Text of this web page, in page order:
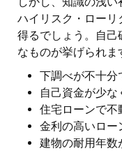
ハイリスク・ローリ
得るでしょう。自己
なものが挙げられま
下調べが不十分
自己資金が少
住宅ローンで不
金利の高いロー
建物の耐用年数